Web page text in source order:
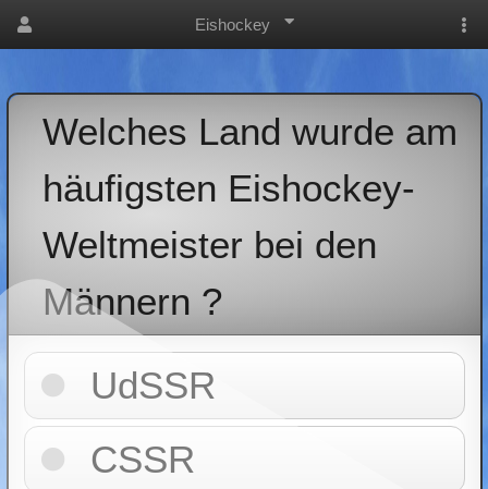
Eishockey
Welches Land wurde am
häufigsten Eishockey-
Weltmeister bei den
Männern ?
UdSSR
CSSR